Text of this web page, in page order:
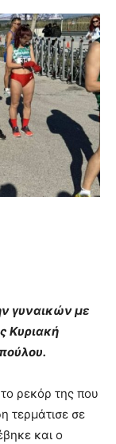
γυναικών με
Κυριακή
ρεκόρ της που
τερμάτισε σε
και ο